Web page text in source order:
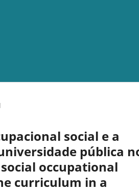
social e a
pública
occupational
curriculum in a